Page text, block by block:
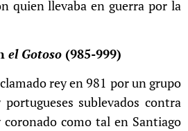
quien llevaba en guerra por la
el Gotoso (985-999)
rey en 981 por un grupo
sublevados contra
como tal en Santiago